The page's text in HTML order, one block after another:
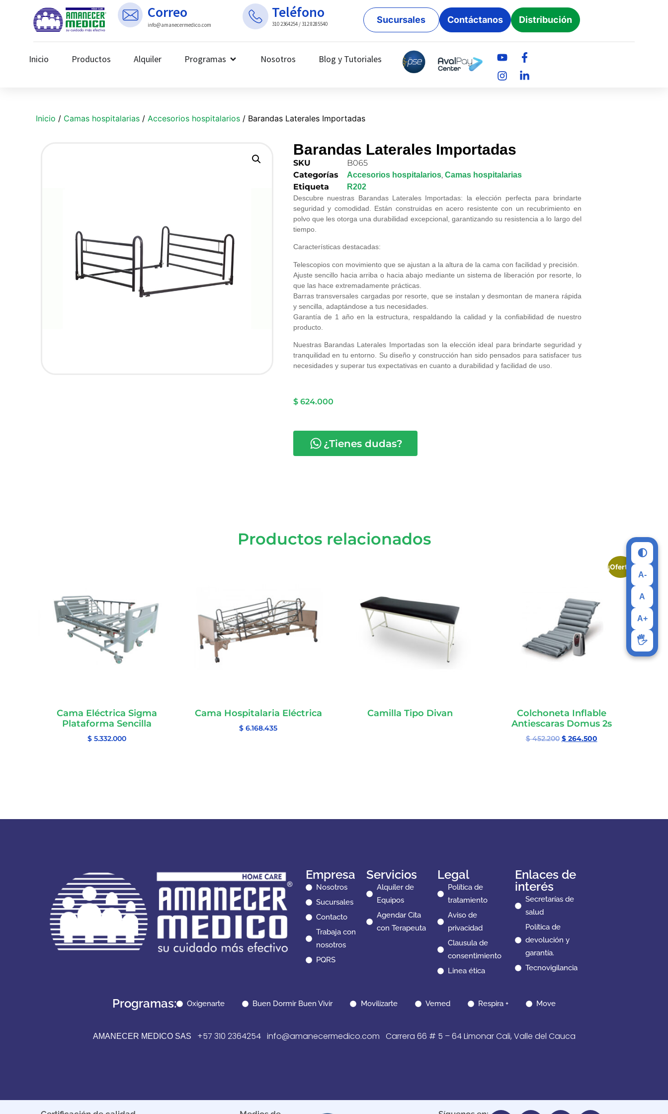
Correo
info@amanecermedico.com
Teléfono
310 2364254 / 312 8285540 Sucursales Contáctanos Distribución
Inicio Productos Alquiler Programas Nosotros Blog y Tutoriales
Inicio / Camas hospitalarias / Accesorios hospitalarios / Barandas Laterales Importadas
Barandas Laterales Importadas
SKU
B065
Categorías
Accesorios hospitalarios, Camas hospitalarias
Etiqueta R202
Descubre nuestras Barandas Laterales Importadas: la elección perfecta para brindarte
seguridad y comodidad. Están construidas en acero resistente con un recubrimiento en
polvo que les otorga una durabilidad excepcional, garantizando su resistencia a lo largo del
tiempo.
Características destacadas:
Telescopios con movimiento que se ajustan a la altura de la cama con facilidad y precisión.
Ajuste sencillo hacia arriba o hacia abajo mediante un sistema de liberación por resorte, lo
que las hace extremadamente prácticas.
Barras transversales cargadas por resorte, que se instalan y desmontan de manera rápida
y sencilla, adaptándose a tus necesidades.
Garantía de 1 año en la estructura, respaldando la calidad y la confiabilidad de nuestro
producto.
Nuestras Barandas Laterales Importadas son la elección ideal para brindarte seguridad y
tranquilidad en tu entorno. Su diseño y construcción han sido pensados para satisfacer tus
necesidades y superar tus expectativas en cuanto a durabilidad y facilidad de uso.
$624.000
¿Tienes dudas?
Productos relacionados
Cama Eléctrica Sigma
Plataforma Sencilla
$5.332.000
Cama Hospitalaria Eléctrica
$ 6.168.435
Camilla Tipo Divan
¡Oferta!
Colchoneta Inflable
Antiescaras Domus 2s
$452.200 $264.500
Empresa
Nosotros
Sucursales
Contacto
Trabaja con
nosotros
PQRS
Servicios
Alquiler de
Equipos
Agendar Cita
con Terapeuta
Legal
Política de
tratamiento
Aviso de
privacidad
Clausula de
consentimiento
Linea ética
Enlaces de
interés
Secretarías de
salud
Política de
devolución y
garantía.
Tecnovigilancia
Programas: Oxigenarte Buen Dormir Buen Vivir Movilizarte Vemed Respira + Move
AMANECER MEDICO SAS +57 310 2364254 info@amanecermedico.com Carrera 66 # 5 – 64 Limonar Cali, Valle del Cauca
🌓
A-
A
A+
🖐️